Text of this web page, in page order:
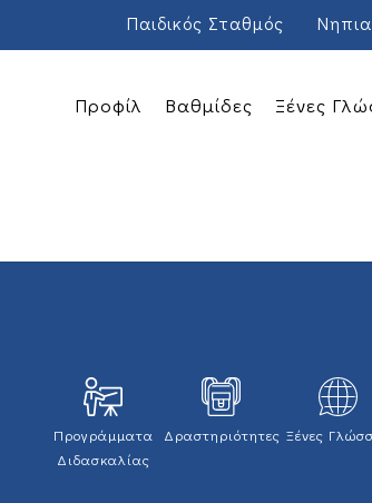
Παιδικός Σταθμός
Προφίλ Βαθμίδες Ξένες
Προγράμματα
Διδασκαλίας
Δραστηριότητες Ξένες